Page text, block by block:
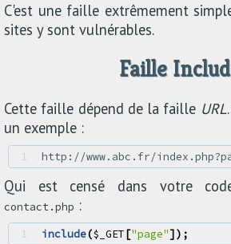
C'est une faille extrêmement
sites y sont vulnérables.
Faille
Cette faille dépend de la faille URL
un exemple :
1
Qui est censé dans votre
contact.php :
1 include($_GET ["page"]);